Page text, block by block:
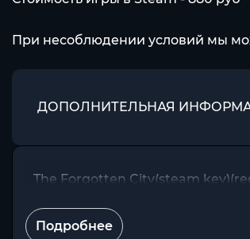
При несоблюдении условий мы
ДОПОЛНИТЕЛЬНАЯ
The Forgotten City(steam
Подробнее